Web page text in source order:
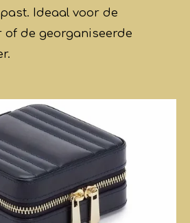
Ideaal voor de
of de georganiseerde